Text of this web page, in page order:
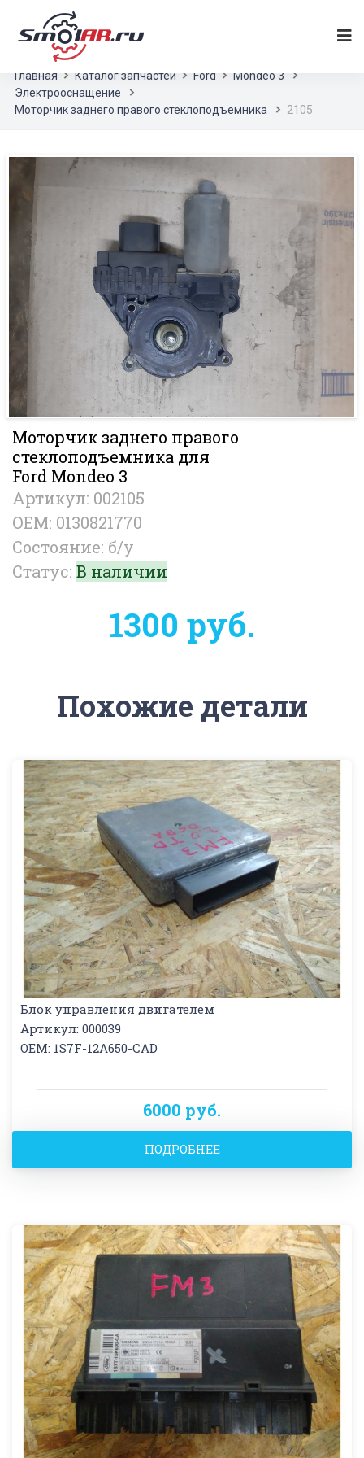
Главная Каталог запчастей Ford
Mondeo 3
Электрооснащение
Моторчик заднего правого стеклоподъемника
2105
Моторчик заднего правого
стеклоподъемника для
Ford Mondeo 3
Артикул: 002105
OEM: 0130821770
Состояние: б/у
Статус: В наличии
1300 руб.
Похожие детали
Блок управления двигателем
Артикул: 000039
OEM: 1S7F-12A650-CAD
6000 руб.
ПОДРОБНЕЕ